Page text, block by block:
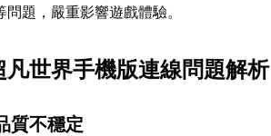
題，嚴重影響遊戲體驗。
凡世界手機版連線問題解析
質不穩定